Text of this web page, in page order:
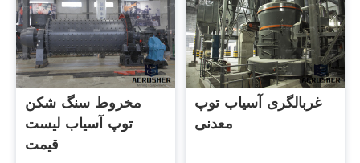
مخروط سنگ شکن
توپ آسیاب لیست
قیمت
غربالگری آسیاب توپ
معدنی